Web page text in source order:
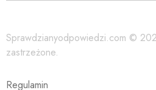
Sprawdzianyodpowiedzi.com ©
zastrzeżone.
Regulamin